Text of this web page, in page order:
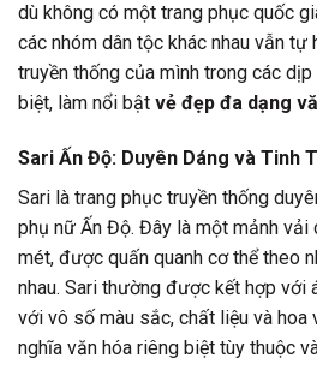
dù không có một trang phục quốc
các nhóm dân tộc khác nhau vẫn tự
truyền thống của mình trong các
biệt, làm nổi bật vẻ đẹp đa dạng
Sari Ấn Độ: Duyên Dáng và Tinh
Sari là trang phục truyền thống
phụ nữ Ấn Độ. Đây là một mảnh vải
mét, được quấn quanh cơ thể theo
nhau. Sari thường được kết hợp với
với vô số màu sắc, chất liệu và hoa
nghĩa văn hóa riêng biệt tùy thuộc